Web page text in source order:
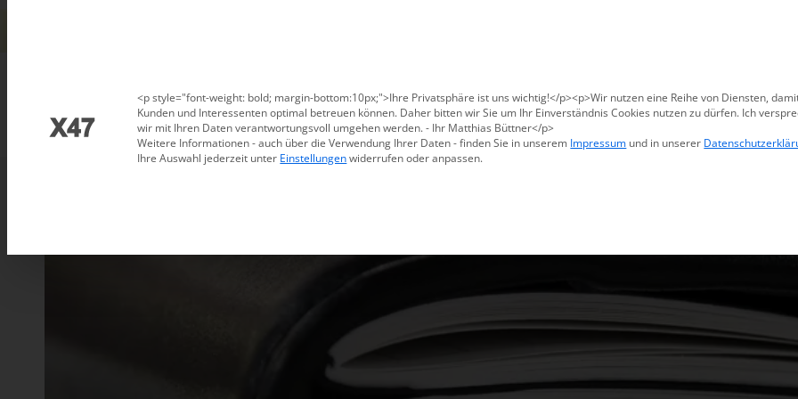
Datenschutzeinstellungen
<p style="font-weight: bold; margin-bottom:10px;">Ihre Privatsphäre ist uns wichtig!</p><p>Wir nutzen eine Reihe von Diensten,
Kunden und Interessenten optimal betreuen können. Daher bitten wir Sie um Ihr Einverständnis Cookies nutzen zu dürfen. Ich
wir mit Ihren Daten verantwortungsvoll umgehen werden. - Ihr Matthias Büttner</p>
Weitere Informationen - auch über die Verwendung Ihrer Daten - finden Sie in unserem Impressum und in unserer
Ihre Auswahl jederzeit unter Einstellungenwiderrufen oder anpassen.